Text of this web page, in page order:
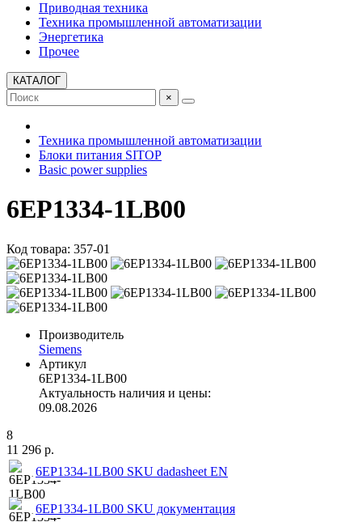
Приводная техника
Техника промышленной автоматизации
Энергетика
Прочее
КАТАЛОГ
×
Техника промышленной автоматизации
Блоки питания SITOP
Basic power supplies
6EP1334-1LB00
Код товара: 357-01
Производитель
Siemens
Артикул
6EP1334-1LB00
Актуальность наличия и цены:
09.08.2026
8
11 296 р.
6EP1334-1LB00 SKU dadasheet EN
6EP1334-1LB00 SKU документация